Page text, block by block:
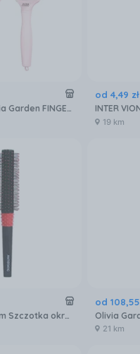
Szczotka Olivia Garden FINGER BRUSH szczotka Medium ROSE
od 4,49 zł
19 km
Intervion 20mm Szczotka okrągła do czesania włosów
od 108,55
21 km